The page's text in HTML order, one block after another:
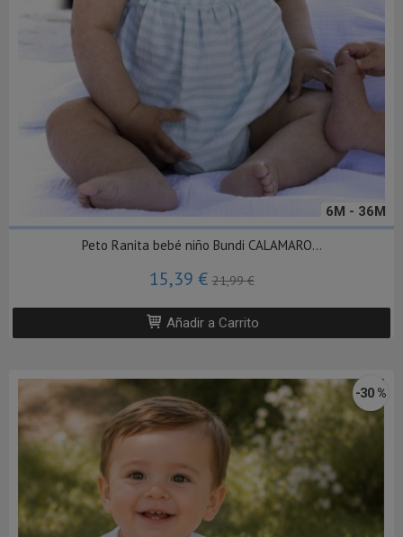
6M - 36M
Peto Ranita bebé niño Bundi CALAMARO...
15,39 €21,99 €
Añadir a Carrito
-30 %